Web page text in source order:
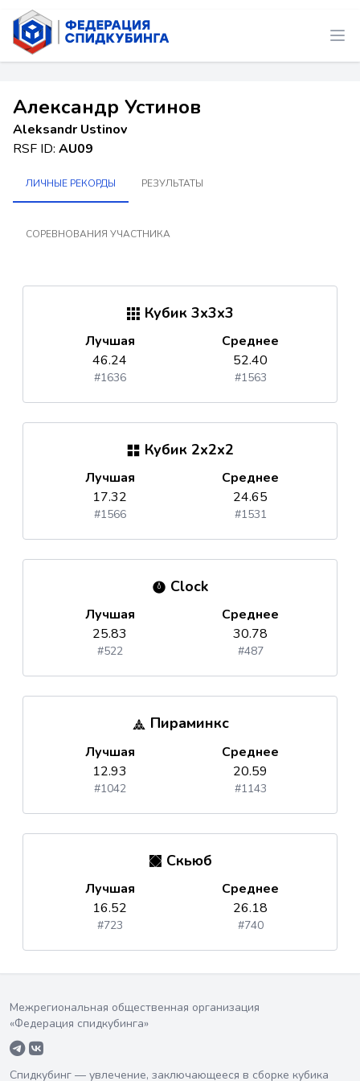
Александр Устинов
Aleksandr Ustinov
RSF ID: AU09
ЛИЧНЫЕ РЕКОРДЫ РЕЗУЛЬТАТЫ
СОРЕВНОВАНИЯ УЧАСТНИКА
Кубик 3x3x3
Лучшая
46.24
#1636
Среднее
52.40
#1563
Кубик 2x2x2
Лучшая
17.32
#1566
Среднее
24.65
#1531
Clock
Лучшая
25.83
#522
Среднее
30.78
#487
Пираминкс
Лучшая
12.93
#1042
Среднее
20.59
#1143
Скьюб
Лучшая
16.52
#723
Среднее
26.18
#740
Межрегиональная общественная организация
«Федерация спидкубинга»
Спидкубинг — увлечение, заключающееся в сборке кубика